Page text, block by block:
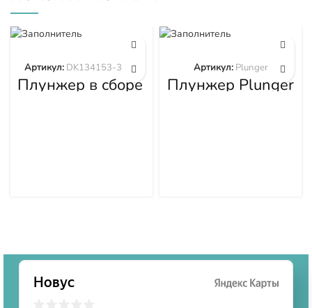
Плунжер в сборе
DK134153-3520
Артикул: DK134153-3520
Плунжер Plunger
Артикул: Plunger